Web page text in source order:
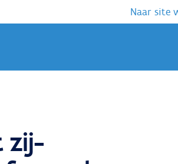
Naar site
zij-